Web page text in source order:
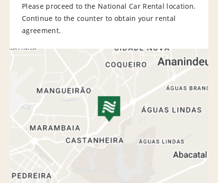
Please proceed to the National Car Rental location.
Continue to the counter to obtain your rental
agreement.